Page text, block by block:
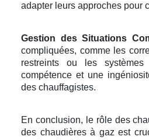
adapter leurs approches pour
Gestion des Situations
compliquées, comme les
restreints ou les
compétence et une
des chauffagistes.
En conclusion, le rôle des
des chaudières à gaz est